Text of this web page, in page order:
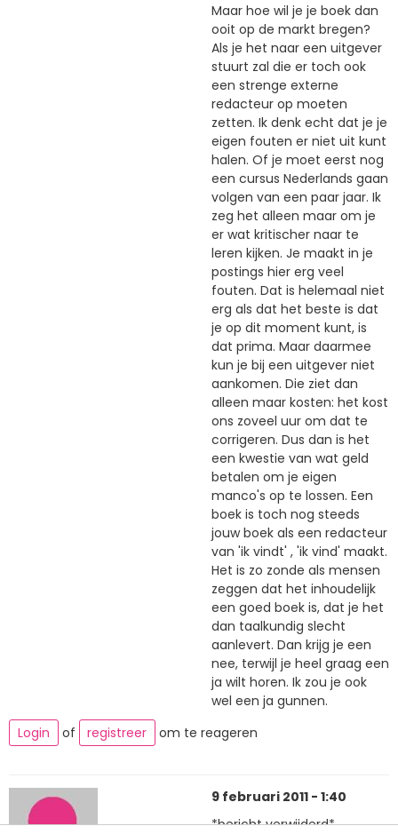
Maar hoe wil je je boek dan
ooit op de markt bregen?
Als je het naar een uitgever
stuurt zal die er toch ook
een strenge externe
redacteur op moeten
zetten. Ik denk echt dat je je
eigen fouten er niet uit kunt
halen. Of je moet eerst nog
een cursus Nederlands gaan
volgen van een paar jaar. Ik
zeg het alleen maar om je
er wat kritischer naar te
leren kijken. Je maakt in je
postings hier erg veel
fouten. Dat is helemaal niet
erg als dat het beste is dat
je op dit moment kunt, is
dat prima. Maar daarmee
kun je bij een uitgever niet
aankomen. Die ziet dan
alleen maar kosten: het kost
ons zoveel uur om dat te
corrigeren. Dus dan is het
een kwestie van wat geld
betalen om je eigen
manco's op te lossen. Een
boek is toch nog steeds
jouw boek als een redacteur
van 'ik vindt' , 'ik vind' maakt.
Het is zo zonde als mensen
zeggen dat het inhoudelijk
een goed boek is, dat je het
dan taalkundig slecht
aanlevert. Dan krijg je een
nee, terwijl je heel graag een
ja wilt horen. Ik zou je ook
wel een ja gunnen.
Login
of registreer om te reageren
9 februari 2011 - 1:40
*bericht verwijderd*